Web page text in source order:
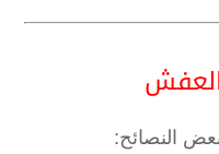
النصائح: